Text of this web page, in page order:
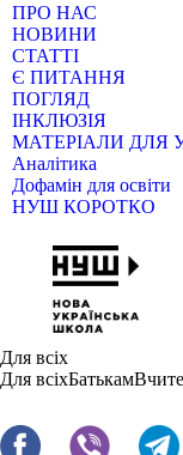
ПРО НАС
НОВИНИ
СТАТТІ
Є ПИТАННЯ
ПОГЛЯД
ІНКЛЮЗІЯ
МАТЕРІАЛИ ДЛЯ
Аналітика
Дофамін для освіти
НУШ КОРОТКО
Для всіх
Для всіхБатькам